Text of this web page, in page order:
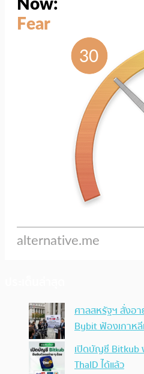
ศาลสหรัฐฯ สั่งอ
Bybit ฟ้องเกาหลี
เปิดบัญชี Bitkub
ThaID ได้แล้ว